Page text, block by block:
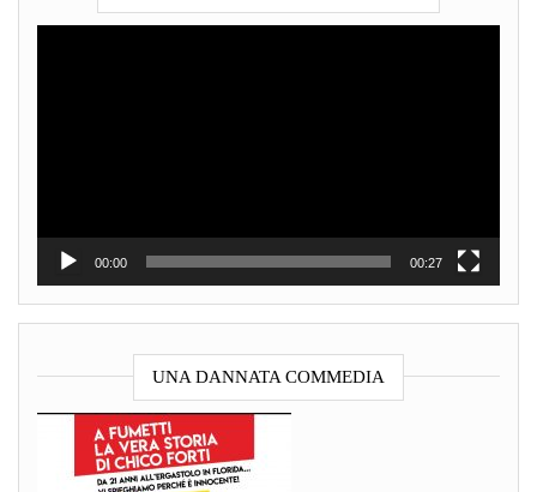
00:00 00:27
UNA DANNATA COMMEDIA